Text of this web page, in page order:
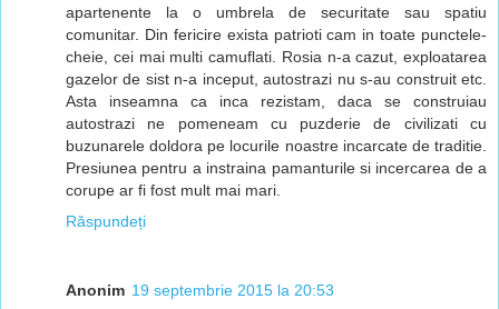
apartenente la o umbrela de securitate sau spatiu
comunitar. Din fericire exista patrioti cam in toate punctele-
cheie, cei mai multi camuflati. Rosia n-a cazut, exploatarea
gazelor de sist n-a inceput, autostrazi nu s-au construit etc.
Asta inseamna ca inca rezistam, daca se construiau
autostrazi ne pomeneam cu puzderie de civilizati cu
buzunarele doldora pe locurile noastre incarcate de traditie.
Presiunea pentru a instraina pamanturile si incercarea de a
corupe ar fi fost mult mai mari.
Răspundeți
Anonim 19 septembrie 2015 la 20:53